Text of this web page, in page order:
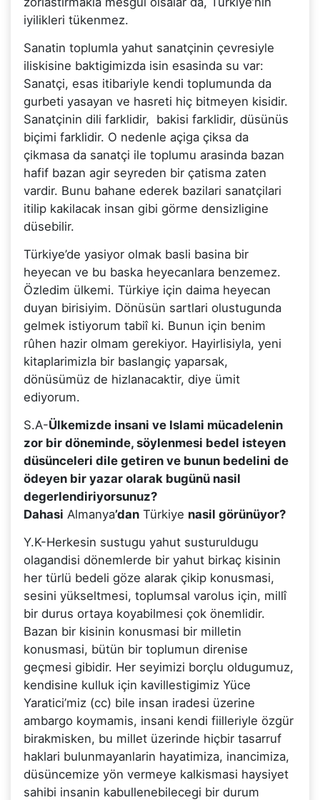
iyilikleri tükenmez.
Sanatin toplumla yahut sanatçinin çevresiyle
iliskisine baktigimizda isin esasinda su var:
Sanatçi, esas itibariyle kendi toplumunda da
gurbeti yasayan ve hasreti hiç bitmeyen kisidir.
Sanatçinin dili farklidir, bakisi farklidir, düsünüs
biçimi farklidir. O nedenle açiga çiksa da
çikmasa da sanatçi ile toplumu arasinda bazan
hafif bazan agir seyreden bir çatisma zaten
vardir. Bunu bahane ederek bazilari sanatçilari
itilip kakilacak insan gibi görme densizligine
düsebilir.
Türkiye’de yasiyor olmak basli basina bir
heyecan ve bu baska heyecanlara benzemez.
Özledim ülkemi. Türkiye için daima heyecan
duyan birisiyim. Dönüsün sartlari olustugunda
gelmek istiyorum tabiî ki. Bunun için benim
rûhen hazir olmam gerekiyor. Hayirlisiyla, yeni
kitaplarimizla bir baslangiç yaparsak,
dönüsümüz de hizlanacaktir, diye ümit
ediyorum.
S.A-Ülkemizde insani ve Islami mücadelenin
zor bir döneminde, söylenmesi bedel isteyen
düsünceleri dile getiren ve bunun bedelini de
ödeyen bir yazar olarak bugünü nasil
degerlendiriyorsunuz?
Dahasi Almanya’danTürkiye nasil görünüyor?
Y.K-Herkesin sustugu yahut susturuldugu
olagandisi dönemlerde bir yahut birkaç kisinin
her türlü bedeli göze alarak çikip konusmasi,
sesini yükseltmesi, toplumsal varolus için, millî
bir durus ortaya koyabilmesi çok önemlidir.
Bazan bir kisinin konusmasi bir milletin
konusmasi, bütün bir toplumun direnise
geçmesi gibidir. Her seyimizi borçlu oldugumuz,
kendisine kulluk için kavillestigimiz Yüce
Yaratici’miz (cc) bile insan iradesi üzerine
ambargo koymamis, insani kendi fiilleriyle özgür
birakmisken, bu millet üzerinde hiçbir tasarruf
haklari bulunmayanlarin hayatimiza, inancimiza,
düsüncemize yön vermeye kalkismasi haysiyet
sahibi insanin kabullenebilecegi bir durum